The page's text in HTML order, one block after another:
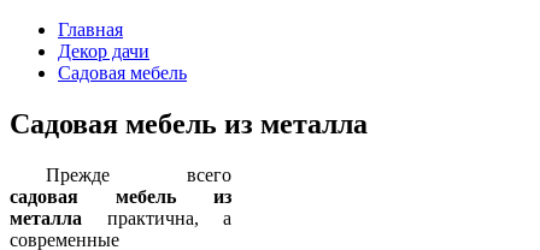
Главная
Декор дачи
Садовая мебель
Садовая мебель из металла
Прежде всего
садовая мебель из
металла практична, а
современные